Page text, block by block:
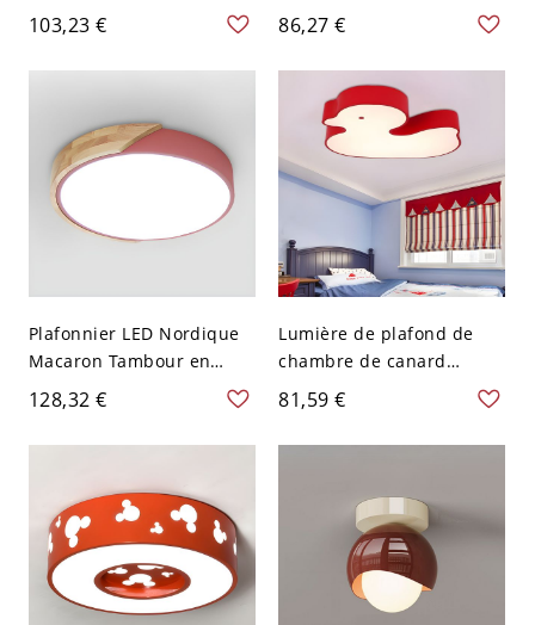
Forme de Bol en Verre
Multicolore - Rouge 110 V-
120 V 30,48 cm
103,23 €
Dim. Protège-Yeux pour
Chambres d'Enfants -
Rouge 110 V-120 V 49,53
86,27 €
Plafonnier LED Nordique
Macaron Tambour en
Métal Luminaire Encastré
en Bois pour Chambre -
Rouge 110 V-120 V 30,48
128,32 €
Lumière de plafond de
chambre de canard
métallique LED moderne
de 18" W encastrée en
rouge, lumière blanche
81,59 €